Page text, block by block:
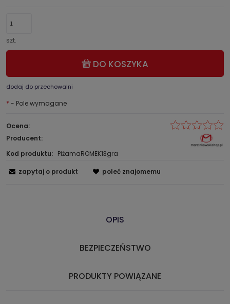
szt.
DO KOSZYKA
dodaj do przechowalni
* - Pole wymagane
Ocena:
Producent:
Kod produktu: PiżamaROMEK13gra
zapytaj o produkt poleć znajomemu
OPIS
BEZPIECZEŃSTWO
PRODUKTY POWIĄZANE